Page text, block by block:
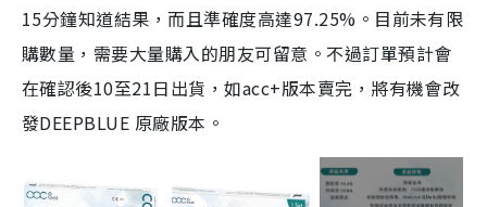
15分鐘知道結果，而且準確度高達97.25%。目前未有限
購數量，需要大量購入的朋友可留意。不過訂單預計會
在確認後10至21日出貨，如acc+版本賣完，將有機會改
發DEEPBLUE 原廠版本。